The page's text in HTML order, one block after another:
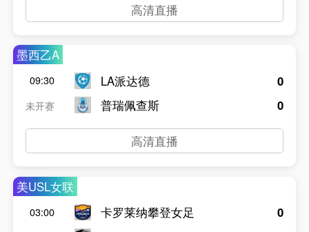
高清直播
墨西乙A
09:30
未开赛
LA派达德
普瑞佩查斯
0
0
高清直播
美USL女联
03:00
卡罗莱纳攀登女足
0